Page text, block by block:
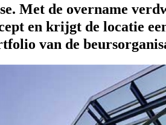
Met de overname
en krijgt de locatie
van de